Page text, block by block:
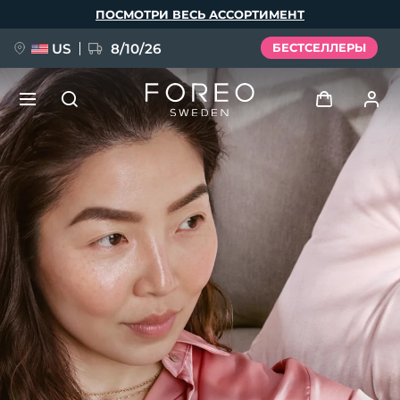
ПОСМОТРИ ВЕСЬ АССОРТИМЕНТ
US 8/10/26 БЕСТСЕЛЛЕРЫ
Войти
Профиль пользователя
Мои приборы
Мои заказы
Мои адреса
Мои подписки
НОВИНКА
FAQ™ Pure Beauty-Tech Elixir
BREAKING NEWS
issa™ Teeth Whitening Set
Язык
English Deutsch
Español
Français
Italiano
Português
Polski
Svenska
Русский
Türkçe
简体中文 繁體中文